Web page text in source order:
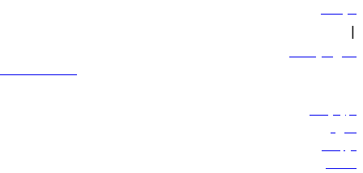
سياساتنا
|
الشروط والأحكام
600 544 445
حجز الرحلات
العروض
الوجهات
الأمتعة